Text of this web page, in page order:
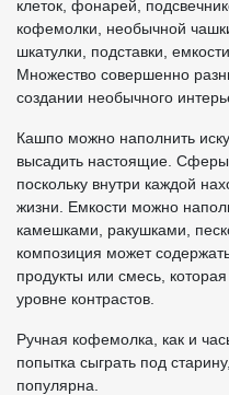
клеток, фонарей,
кофемолки, необычной
шкатулки, подставки,
Множество совершенно
создании необычного
Кашпо можно наполнить
высадить настоящие. Сферы
поскольку внутри каждой
жизни. Емкости можно
камешками, ракушками,
композиция может
продукты или смесь,
уровне контрастов.
Ручная кофемолка, как и
попытка сыграть под
популярна.